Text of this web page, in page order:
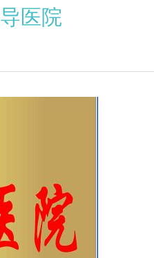
医院